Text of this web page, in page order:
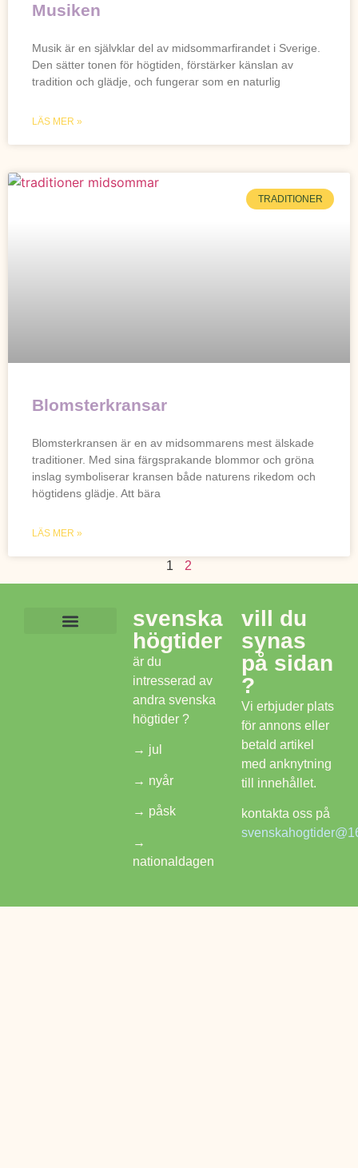
Musiken
Musik är en självklar del av midsommarfirandet i Sverige.
Den sätter tonen för högtiden, förstärker känslan av
tradition och glädje, och fungerar som en naturlig
LÄS MER »
TRADITIONER
Blomsterkransar
Blomsterkransen är en av midsommarens mest älskade
traditioner. Med sina färgsprakande blommor och gröna
inslag symboliserar kransen både naturens rikedom och
högtidens glädje. Att bära
LÄS MER »
1 2
svenska
högtider
är du
intresserad av
andra svenska
högtider ?
→ jul
→ nyår
→ påsk
→
nationaldagen
vill du
synas
på sidan
?
Vi erbjuder plats
för annons eller
betald artikel
med anknytning
till innehållet.
kontakta oss på